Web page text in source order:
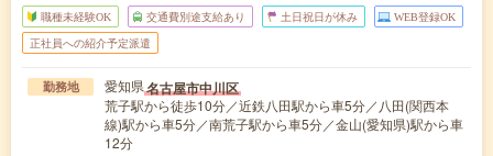
職種未経験OK 交通費別途支給あり 土日祝日が休み WEB登録OK
正社員への紹介予定派遣
勤務地 愛知県名古屋市中川区
荒子駅から徒歩10分／近鉄八田駅から車5分／八田(関西本
線)駅から車5分／南荒子駅から車5分／金山(愛知県)駅から車
12分